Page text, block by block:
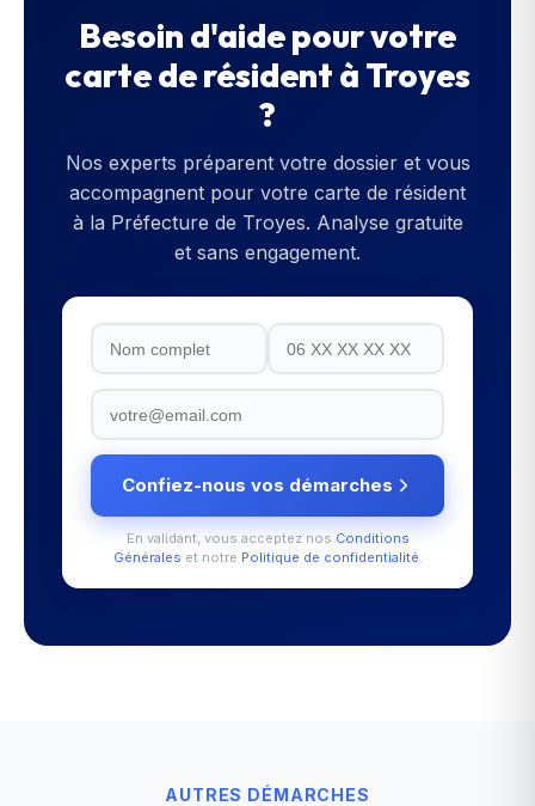
Besoin d'aide pour votre
carte de résident à Troyes
?
Nos experts préparent votre dossier et vous
accompagnent pour votre carte de résident
à la Préfecture de Troyes. Analyse gratuite
et sans engagement.
Confiez-nous vos démarches
En validant, vous acceptez nos Conditions
Générales et notre Politique de confidentialité.
AUTRES DÉMARCHES